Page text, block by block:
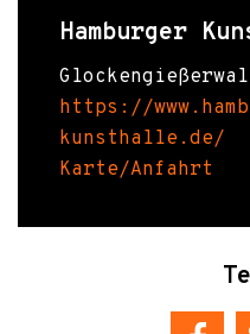
Hamburger
https://
kunsthalle.de/
Karte/Anfahrt